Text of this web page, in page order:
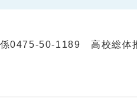
0475-50-1189 高校総体